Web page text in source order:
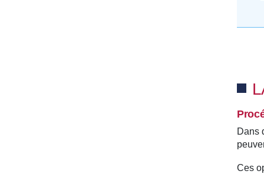
Dans
Ces